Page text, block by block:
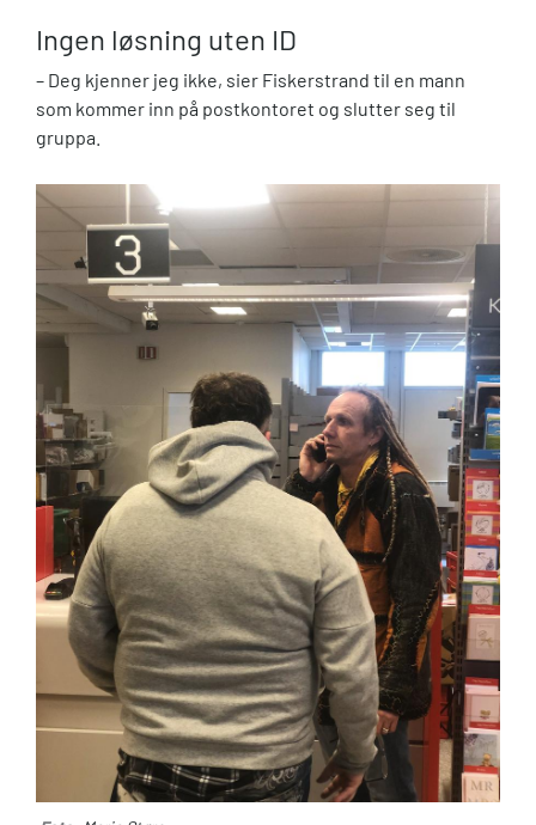
Ingen løsning uten ID
– Deg kjenner jeg ikke, sier Fiskerstrand til en mann
som kommer inn på postkontoret og slutter seg til
gruppa.